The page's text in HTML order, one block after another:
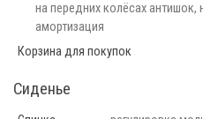
на передних колёсах антишок,
амортизация
Корзина для покупок
Сиденье